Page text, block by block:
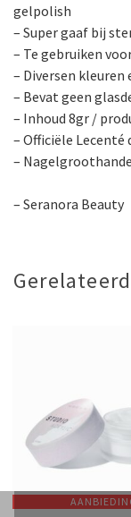
gelpolish
– Super gaaf bij
– Te gebruiken
– Diversen
– Bevat geen
– Inhoud 8gr /
– Officiële
–
– Seranora Beauty